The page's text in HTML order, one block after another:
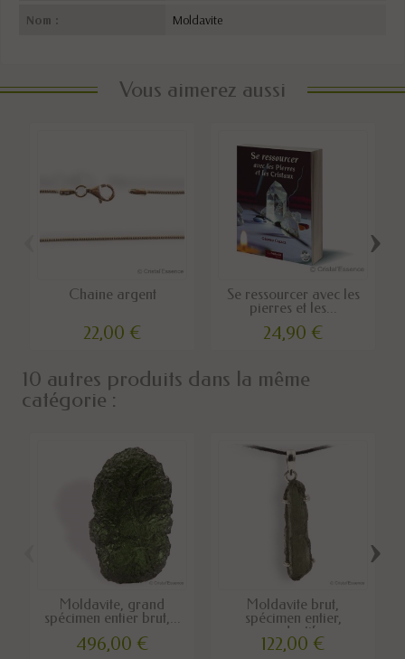
Nom : Moldavite
Vous aimerez aussi
Chaine argent
22,00 €
Se ressourcer avec les
pierres et les...
24,90 €
›
10 autres produits dans la même
catégorie :
Moldavite, grand
spécimen entier brut,...
496,00 €
Moldavite brut,
spécimen entier,
pendentif...
122,00 €
›